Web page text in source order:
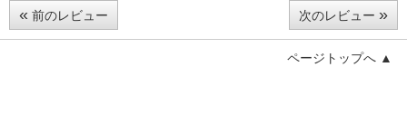
« 前のレビュー 次のレビュー »
ページトップへ ▲